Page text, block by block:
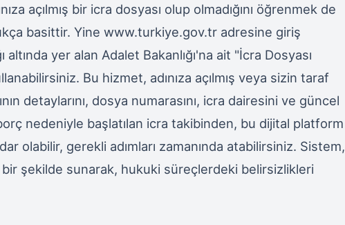
açılmış bir icra dosyası olup olmadığını öğrenmek de
basittir. Yine www.turkiye.gov.tr adresine giriş
altında yer alan Adalet Bakanlığı'na ait "İcra Dosyası
Bu hizmet, adınıza açılmış veya sizin taraf
detaylarını, dosya numarasını, icra dairesini ve güncel
nedeniyle başlatılan icra takibinden, bu dijital platform
olabilir, gerekli adımları zamanında atabilirsiniz. Sistem,
şekilde sunarak, hukuki süreçlerdeki belirsizlikleri